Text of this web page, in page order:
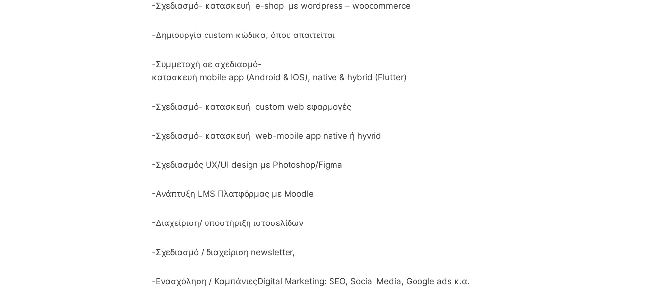
-Σχεδιασμό- κατασκευή e-shop με wordpress – woocommerce
-Δημιουργία custom κώδικα, όπου απαιτείται
-Συμμετοχή σε σχεδιασμό-
κατασκευή mobile app (Android & IOS), native & hybrid (Flutter)
-Σχεδιασμό- κατασκευή custom web εφαρμογές
-Σχεδιασμό- κατασκευή web-mobile app native ή hyvrid
-Σχεδιασμός UX/UI design με Photoshop/Figma
-Ανάπτυξη LMS Πλατφόρμας με Moodle
-Διαχείριση/ υποστήριξη ιστοσελίδων
-Σχεδιασμό / διαχείριση newsletter,
-Eνασχόληση / ΚαμπάνιεςDigital Marketing: SEO, Social Media, Google ads κ.α.